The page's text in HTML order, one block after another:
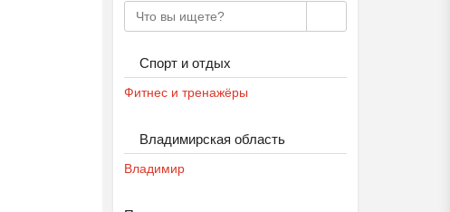
Спорт и отдых
Фитнес и тренажёры
Владимирская область
Владимир